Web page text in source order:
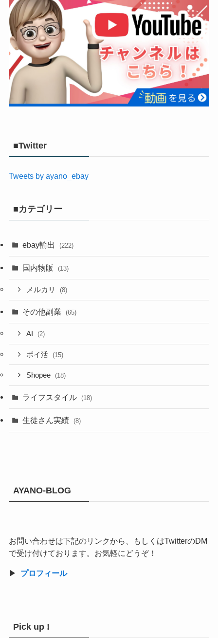
■Twitter
Tweets by ayano_ebay
■カテゴリー
ebay輸出 (222)
国内物販 (13)
メルカリ (8)
その他副業 (65)
AI (2)
ポイ活 (15)
Shopee (18)
ライフスタイル (18)
生徒さん実績 (8)
AYANO-BLOG
お問い合わせは下記のリンクから、もしくはTwitterのDM
で受け付けております。お気軽にどうぞ！
▶︎ プロフィール
Pick up !